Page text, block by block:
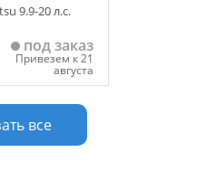
9.9-20 л.с.
под заказ
Привезем к 21
августа
в корзину
все